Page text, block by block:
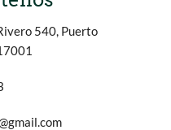
540, Puerto